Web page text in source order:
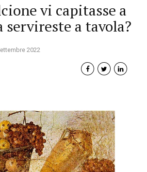
vi capitasse a
servireste a tavola?
2022